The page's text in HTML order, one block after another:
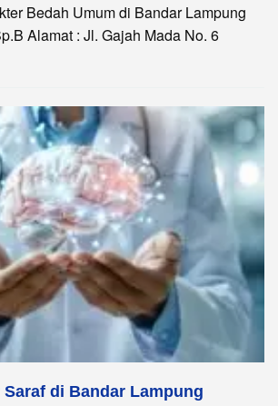
Bedah Umum di Bandar Lampung
Alamat : Jl. Gajah Mada No. 6
di Bandar Lampung